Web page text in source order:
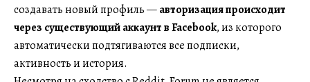
создавать новый профиль —авторизация происходит
через существующий аккаунт в Facebook, из которого
автоматически подтягиваются все подписки,
активность и история.